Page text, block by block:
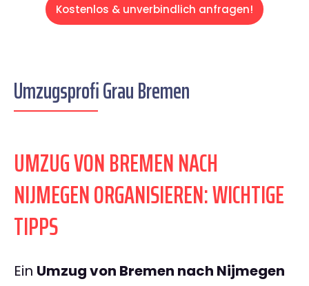
Kostenlos & unverbindlich anfragen!
Umzugsprofi Grau Bremen
UMZUG VON BREMEN NACH
NIJMEGEN ORGANISIEREN: WICHTIGE
TIPPS
Ein Umzug von Bremen nach Nijmegen